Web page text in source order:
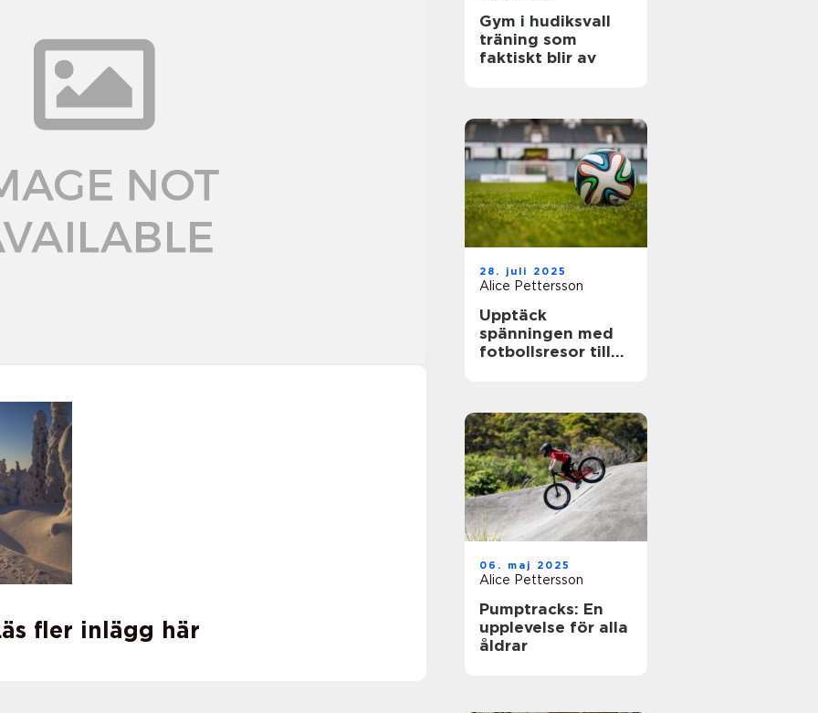
fler inlägg här
Gym i hudiksvall
träning som
faktiskt blir av
28. juli 2025
Alice Pettersson
Upptäck
spänningen med
fotbollsresor till
06. maj 2025
Alice Pettersson
Pumptracks: En
upplevelse för alla
åldrar